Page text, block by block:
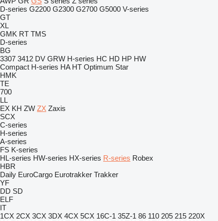
D-series G2200 G2300 G2700 G5000 V-series
GT
XL
GMK RT TMS
D-series
BG
3307 3412 DV GRW H-series HC HD HP HW
Compact H-series HA HT Optimum Star
HMK
TE
700
LL
EX KH ZW ZX Zaxis
SCX
C-series
H-series
A-series
FS K-series
HL-series HW-series HX-series R-series Robex
HBR
Daily EuroCargo Eurotrakker Trakker
YF
DD SD
ELF
IT
1CX 2CX 3CX 3DX 4CX 5CX 16C-1 35Z-1 86 110 205 215 220X